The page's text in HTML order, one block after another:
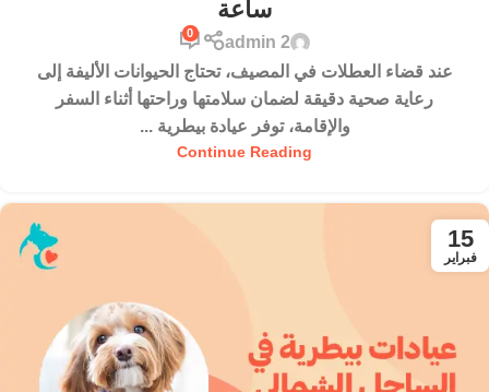
ساعة
admin 2
0
عند قضاء العطلات في المصيف، تحتاج الحيوانات الأليفة إلى
رعاية صحية دقيقة لضمان سلامتها وراحتها أثناء السفر
والإقامة، توفر عيادة بيطرية ...
Continue Reading
15
فبراير